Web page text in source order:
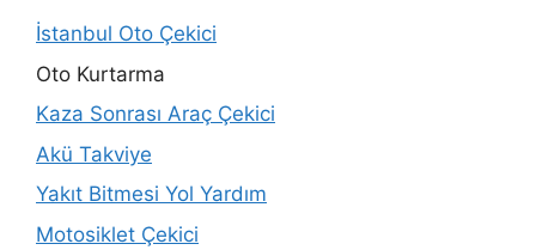
İstanbul Oto Çekici
Oto Kurtarma
Kaza Sonrası Araç Çekici
Akü Takviye
Yakıt Bitmesi Yol Yardım
Motosiklet Çekici